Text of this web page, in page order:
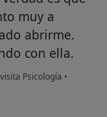
muy a
abrirme.
con ella.
Psicología •